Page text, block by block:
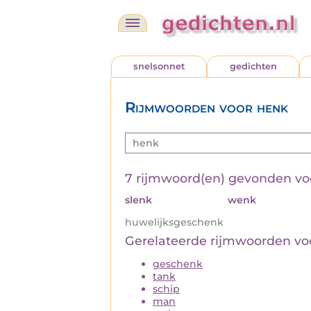
snelsonnet gedichten
Rijmwoorden voor henk
7 rijmwoord(en) gevonden
slenk wenk
huwelijksgeschenk
Gerelateerde rijmwoorden
geschenk
tank
schip
man